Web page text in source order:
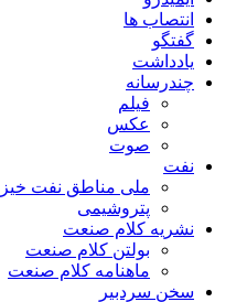
انتصاب ها
گفتگو
یادداشت
چندرسانه
فیلم
عکس
صوت
نفت
ملی مناطق نفت خیز
پتروشیمی
نشریه کلام صنعت
بولتن کلام صنعت
ماهنامه کلام صنعت
سخن سردبیر